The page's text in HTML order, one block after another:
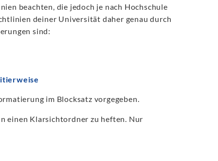
beachten, die jedoch je nach Hochschule
deiner Universität daher genau durch
sind:
im Blocksatz vorgegeben.
einen Klarsichtordner zu heften. Nur